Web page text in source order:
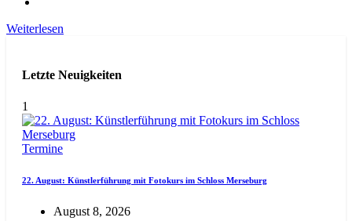
Weiterlesen
Letzte Neuigkeiten
1
Termine
22. August: Künstlerführung mit Fotokurs im Schloss Merseburg
August 8, 2026